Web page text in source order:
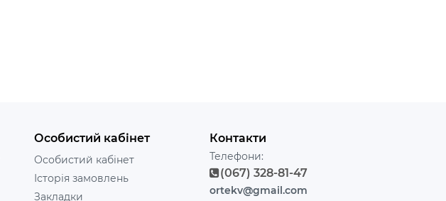
Особистий кабінет
Особистий кабінет
Історія замовлень
Закладки
Контакти
Телефони:
(067) 328-81-47
ortekv@gmail.com